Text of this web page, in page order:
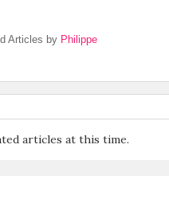
Articles by Philippe
articles at this time.